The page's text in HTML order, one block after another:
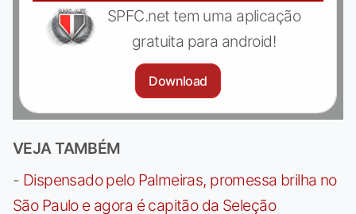
SPFC.net tem uma aplicação
gratuita para android!
Download
VEJA TAMBÉM
- Dispensado pelo Palmeiras, promessa brilha no
São Paulo e agora é capitão da Seleção